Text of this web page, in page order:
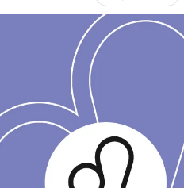
รถยนต์
สุขภาพ
เที่ยว-กิน
Tasteful Thailand
Sanook Choice